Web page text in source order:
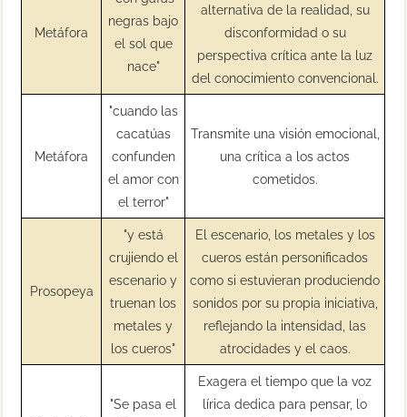
Metáfora
negras bajo
el sol que
nace"
alternativa de la realidad, su
disconformidad o su
perspectiva crítica ante la luz
del conocimiento convencional.
Metáfora
"cuando las
cacatúas
confunden
el amor con
el terror"
Transmite una visión emocional,
una crítica a los actos
cometidos.
Prosopeya
"y está
crujiendo el
escenario y
truenan los
metales y
los cueros"
El escenario, los metales y los
cueros están personificados
como si estuvieran produciendo
sonidos por su propia iniciativa,
reflejando la intensidad, las
atrocidades y el caos.
"Se pasa el
Exagera el tiempo que la voz
lírica dedica para pensar, lo